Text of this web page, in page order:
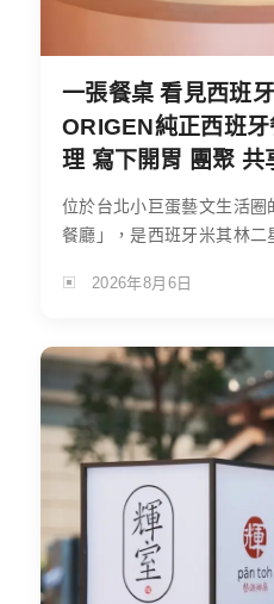
一張餐桌 看見西班
ORIGEN純正西班
理 寫下開胃 團聚 共
位於台北小巨蛋藝文生活
餐廳」，是西班牙米其林二
2026年8月6日